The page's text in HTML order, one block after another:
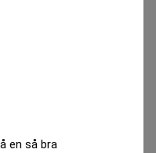
en så bra